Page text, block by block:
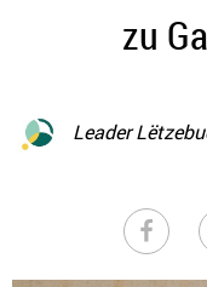
zu
Leader